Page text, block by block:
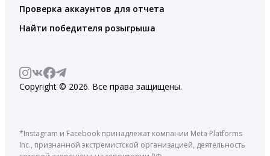
Проверка аккаунтов для отчета
Найти победителя розыгрыша
Copyright © 2026. Все права защищены.
*Instagram и Facebook принадлежат компании Meta Platforms
Inc., признанной экстремистской организацией, деятельность